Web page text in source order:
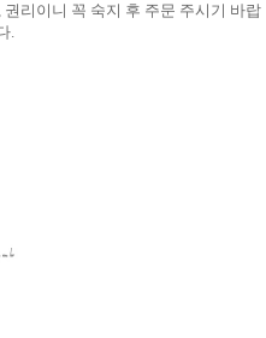
리이니 꼭 숙지 후 주문 주시기 바랍
.